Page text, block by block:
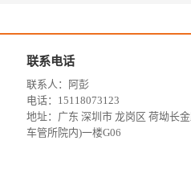
联系电话
联系人：
阿彭
电话： 15118073123
地址： 广东 深圳市 龙岗区 荷坳长
车管所院内)一楼G06